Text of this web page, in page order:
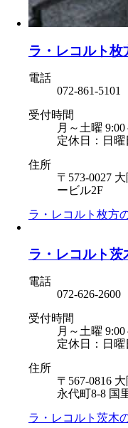
ラ・レコルト枚
電話
072-861-5101
受付時間
月～土曜 9:00
定休日：日曜
住所
〒573-0027
ービル2F
ラ・レコルト枚方
ラ・レコルト茨
電話
072-626-2600
受付時間
月～土曜 9:00
定休日：日曜
住所
〒567-0816
永代町8-8 国
ラ・レコルト茨木